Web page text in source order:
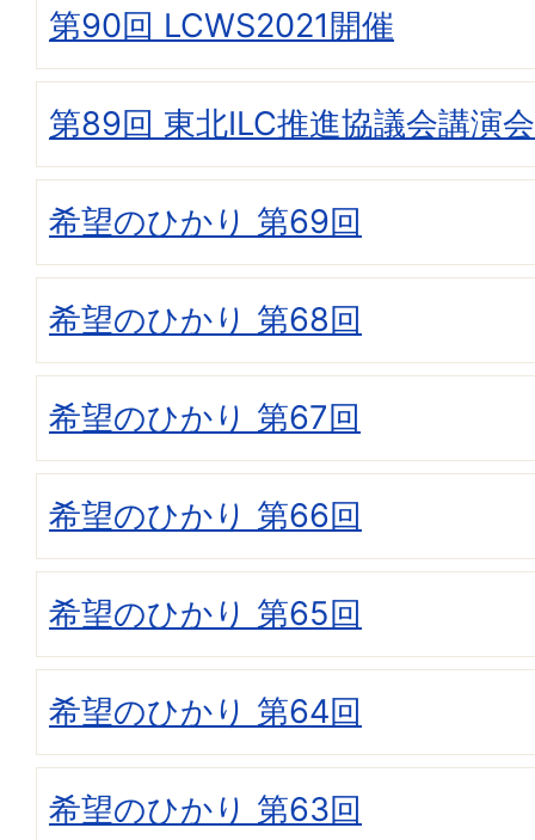
第90回 LCWS2021開催
第89回 東北ILC推進協議会講演会
希望のひかり 第69回
希望のひかり 第68回
希望のひかり 第67回
希望のひかり 第66回
希望のひかり 第65回
希望のひかり 第64回
希望のひかり 第63回